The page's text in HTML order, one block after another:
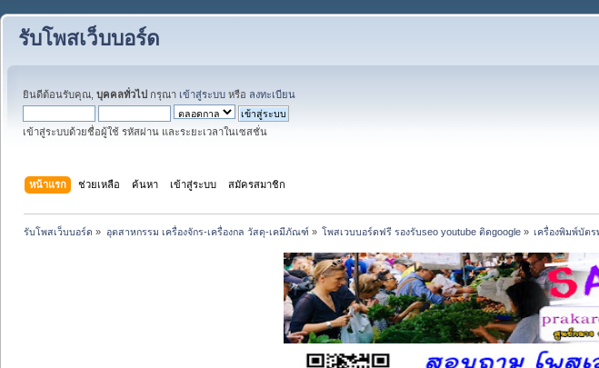
รับโพสเว็บบอร์ด
ยินดีต้อนรับคุณ, บุคคลทั่วไป กรุณา เข้าสู่ระบบ หรือ ลงทะเบียน
เข้าสู่ระบบด้วยชื่อผู้ใช้ รหัสผ่าน และระยะเวลาในเซสชั่น
หน้าแรก ช่วยเหลือ ค้นหา เข้าสู่ระบบ สมัครสมาชิก
รับโพสเว็บบอร์ด » อุตสาหกรรม เครื่องจักร-เครื่องกล วัสดุ-เคมีภัณฑ์ » โพสเวบบอร์ดฟรี รองรับseo youtube ติดgoogle» เครื่องพิมพ์บัตร